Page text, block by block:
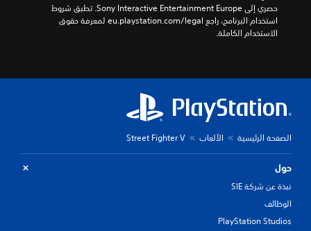
حصري إلى Sony Interactive Entertainment Europe. تطبق شروط
استخدام البرنامج، راجع eu.playstation.com/legal لمعرفة حقوق
الاستخدام الكاملة.
الصفحة الرئيسية الألعاب Street Fighter V
حول
نبذة عن شركة SIE
الوظائف
PlayStation Studios